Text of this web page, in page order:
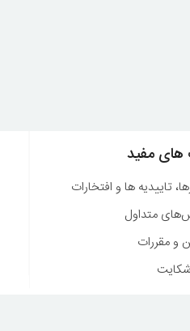
های مفید
تاییدیه ها و افتخارات
متداول
و مقررات